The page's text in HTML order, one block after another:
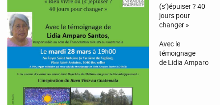
(s’)épuiser ? 40
jours pour
changer »
Avec le
témoignage
de Lidia Amparo